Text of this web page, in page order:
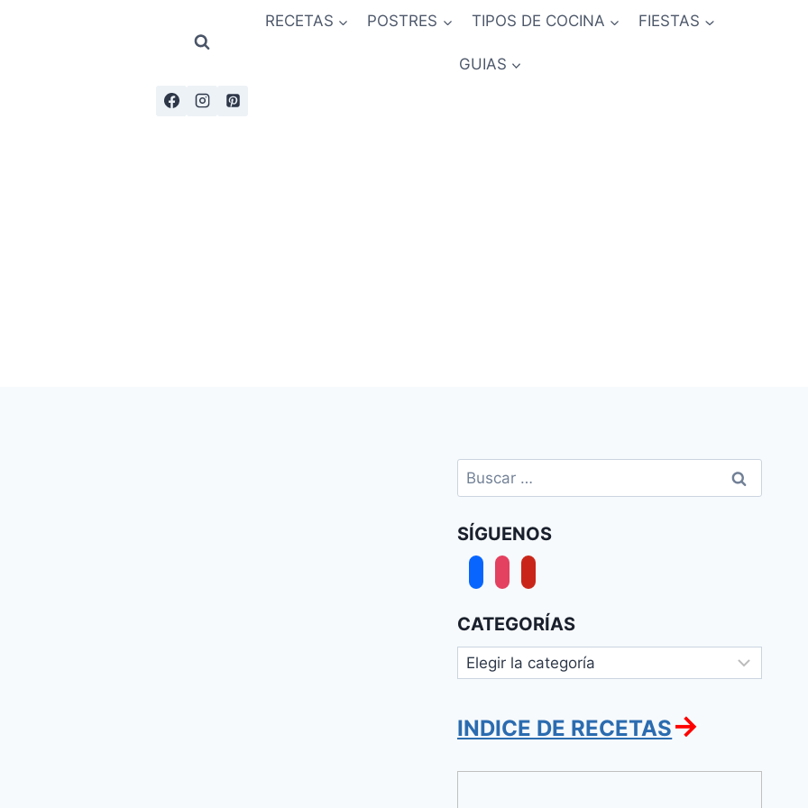
RECETAS POSTRES TIPOS DE COCINA FIESTAS
GUIAS
Buscar:
SÍGUENOS
CATEGORÍAS
Categorías
INDICE DE RECETAS→